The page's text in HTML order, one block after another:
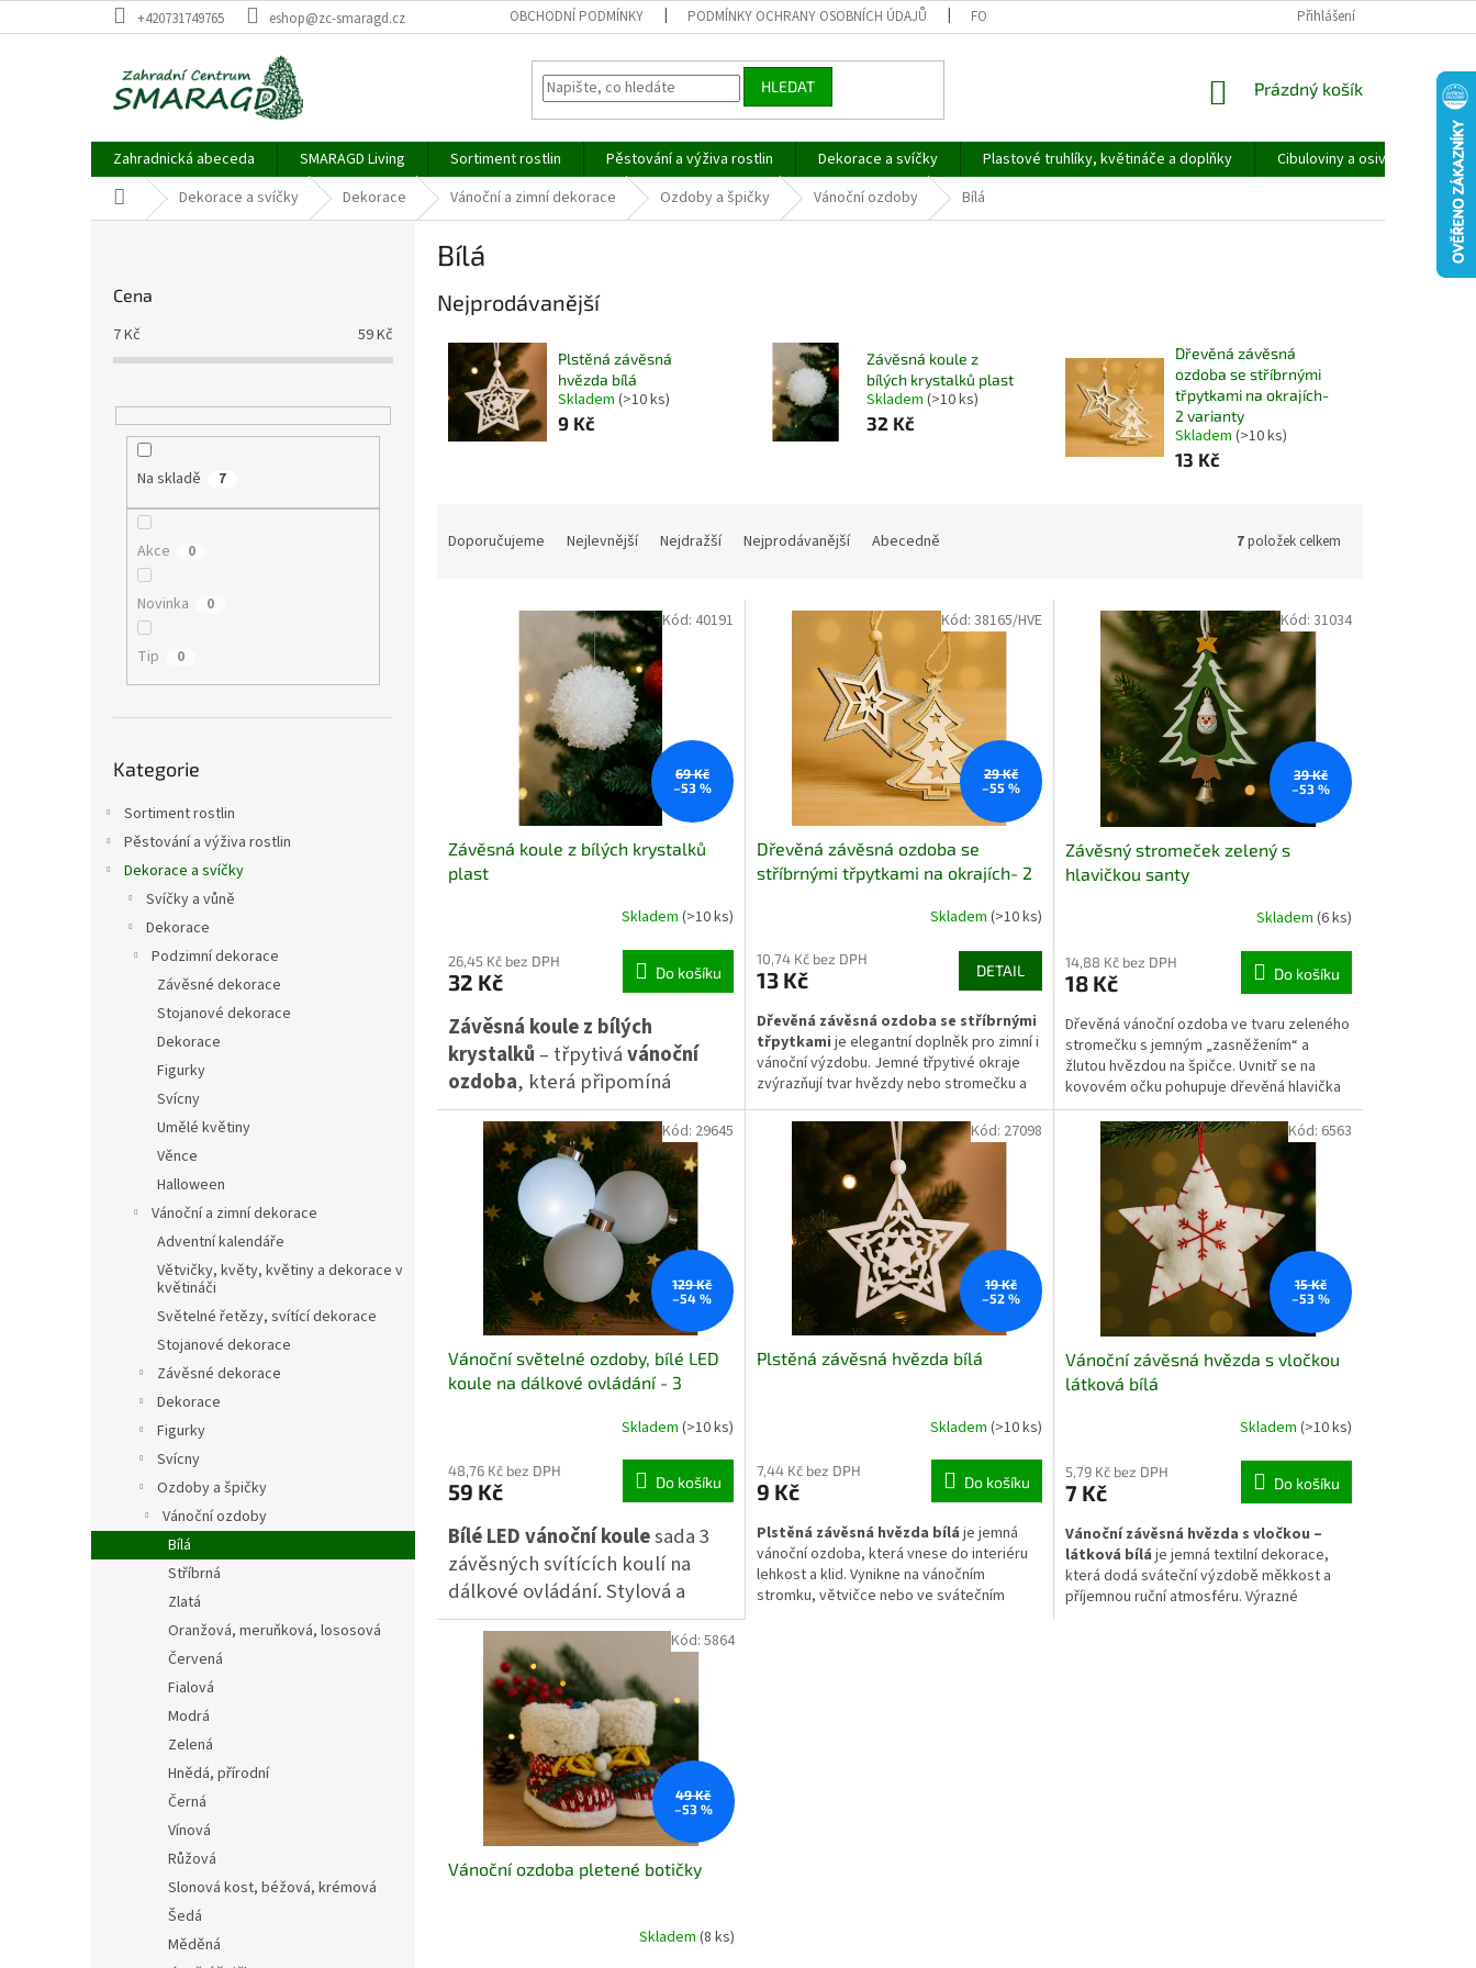
na
+420731749765 eshop@zc-smaragd.cz OBCHODNÍ PODMÍNKY PODMÍNKY OCHRANY OSOBNÍCH ÚDAJŮ FORMULÁŘ PRO UPLATNĚNÍ REKLAMACE REKLAMAČNÍ ŘÁD
Přihlášení
HLEDAT
NÁKUPNÍ
Prázdný košík
Zahradnická abeceda SMARAGD Living Sortiment rostlin Pěstování a výživa rostlin Dekorace a svíčky Plastové truhlíky, květináče a doplňky Cibuloviny a osivo
Domů Dekorace a svíčky Dekorace Vánoční a zimní dekorace Ozdoby a špičky Vánoční ozdoby Bílá
Cena
7Kč 59Kč
Na skladě 7
Akce 0
Novinka 0
Tip 0
kategorie
Kategorie
Sortiment rostlin
Pěstování a výživa rostlin
Dekorace a svíčky
Svíčky a vůně
Dekorace
Podzimní dekorace
Závěsné dekorace
Stojanové dekorace
Dekorace
Figurky
Svícny
Umělé květiny
Věnce
Halloween
Vánoční a zimní dekorace
Adventní kalendáře
Větvičky, květy, květiny a dekorace v
květináči
Světelné řetězy, svítící dekorace
Stojanové dekorace
Závěsné dekorace
Dekorace
Figurky
Svícny
Ozdoby a špičky
Vánoční ozdoby
Bílá
Stříbrná
Zlatá
Oranžová, meruňková, lososová
Červená
Fialová
Modrá
Zelená
Hnědá, přírodní
Černá
Vínová
Růžová
Slonová kost, béžová, krémová
Šedá
Měděná
Bílá
Nejprodávanější
Plstěná závěsná
hvězda bílá
Skladem (>10 ks)
9 Kč
Závěsná koule z
bílých krystalků plast
Skladem (>10 ks)
32 Kč
Dřevěná závěsná
ozdoba se stříbrnými
třpytkami na okrajích-
2 varianty
Skladem (>10 ks)
13 Kč
Doporučujeme Nejlevnější Nejdražší Nejprodávanější Abecedně 7položek celkem
69 Kč
–53 %
Závěsná koule z bílých krystalků
plast
Skladem (>10 ks)
26,45 Kč bez DPH
32 Kč Do košíku
Závěsná koule z bílých
krystalků – třpytivávánoční
ozdoba, která připomíná
zmražené krystalky ledu. ❄️ Díky
průsvitným plastovým lístkům
se krásně leskne na stromku i v
aranžmá.
Kód: 40191
29 Kč
–55 %
Dřevěná závěsná ozdoba se
stříbrnými třpytkami na okrajích- 2
Skladem (>10 ks)
10,74 Kč bez DPH
13 Kč DETAIL
Dřevěná závěsná ozdoba se stříbrnými
třpytkami je elegantní doplněk pro zimní i
vánoční výzdobu. Jemné třpytivé okraje
zvýrazňují tvar hvězdy nebo stromečku a
dodávají dekoraci slavnostní vzhled. Díky
přírodním materiálům a neutrální
barevnosti se ozdoby snadno kombinují s
dalšími prvky ve skandinávském,
rustikálním i moderním stylu. Vhodné na
stromek, větvičky i dárková balení.
Kód: 38165/HVE
39 Kč
–53 %
Závěsný stromeček zelený s
hlavičkou santy
Skladem (6 ks)
14,88 Kč bez DPH
18 Kč Do košíku
Dřevěná vánoční ozdoba ve tvaru zeleného
stromečku s jemným „zasněžením“ a
žlutou hvězdou na špičce. Uvnitř se na
kovovém očku pohupuje dřevěná hlavička
Santy, ve spodní části je drobný stříbrný
zvoneček. Bílý bavlněný provázek se
zeleným korálkem usnadňuje zavěšení na
stromek, do okna či na větvičky. Ozdoba
působí čistě a hravě, ladí s přírodními i
klasickými červeno-zelenými dekoracemi.
Kód: 31034
129 Kč
–54 %
Vánoční světelné ozdoby, bílé LED
koule na dálkové ovládání - 3
Skladem (>10 ks)
48,76 Kč bez DPH
59 Kč Do košíku
Bílé LED vánoční koulesada 3
závěsných svítících koulí na
dálkové ovládání. Stylová a
neobvyklá dekorace, která
dodá vašemu stromku jedinečný
sváteční nádech.
Kód: 29645
19 Kč
–52 %
Plstěná závěsná hvězda bílá
Skladem (>10 ks)
7,44 Kč bez DPH
9 Kč Do košíku
Plstěná závěsná hvězda bílá je jemná
vánoční ozdoba, která vnese do interiéru
lehkost a klid. Vynikne na vánočním
stromku, větvičce nebo ve svátečním
Kód: 27098
15 Kč
–53 %
Vánoční závěsná hvězda s vločkou
látková bílá
Skladem (>10 ks)
5,79 Kč bez DPH
7 Kč Do košíku
Vánoční závěsná hvězda s vločkou –
látková bílá je jemná textilní dekorace,
která dodá sváteční výzdobě měkkost a
příjemnou ruční atmosféru. Výrazné
Kód: 6563
49 Kč
–53 %
Vánoční ozdoba pletené botičky
Skladem (8 ks)
Kód: 5864